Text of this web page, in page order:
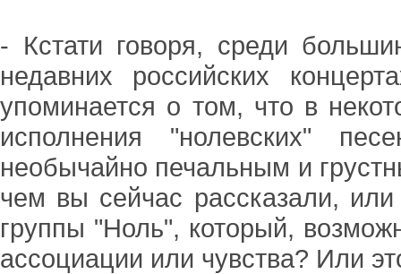
- Кстати говоря, среди
недавних российских
упоминается о том, что в
исполнения "нолевских"
необычайно печальным и
чем вы сейчас рассказали,
группы "Ноль", который,
ассоциации или чувства? Или